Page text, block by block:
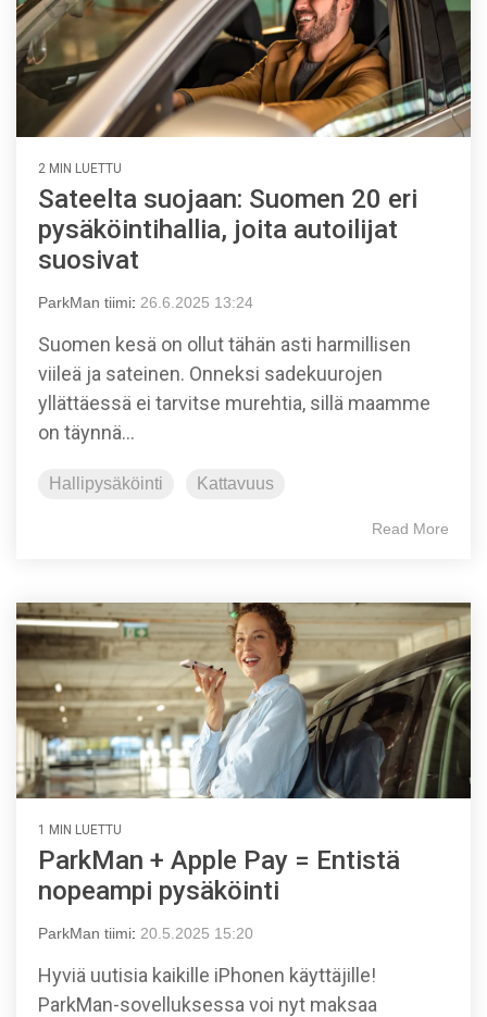
2 MIN LUETTU
Sateelta suojaan: Suomen 20 eri
pysäköintihallia, joita autoilijat
suosivat
ParkMan tiimi: 26.6.2025 13:24
Suomen kesä on ollut tähän asti harmillisen
viileä ja sateinen. Onneksi sadekuurojen
yllättäessä ei tarvitse murehtia, sillä maamme
on täynnä...
Hallipysäköinti Kattavuus
Read More
1 MIN LUETTU
ParkMan + Apple Pay = Entistä
nopeampi pysäköinti
ParkMan tiimi: 20.5.2025 15:20
Hyviä uutisia kaikille iPhonen käyttäjille!
ParkMan-sovelluksessa voi nyt maksaa